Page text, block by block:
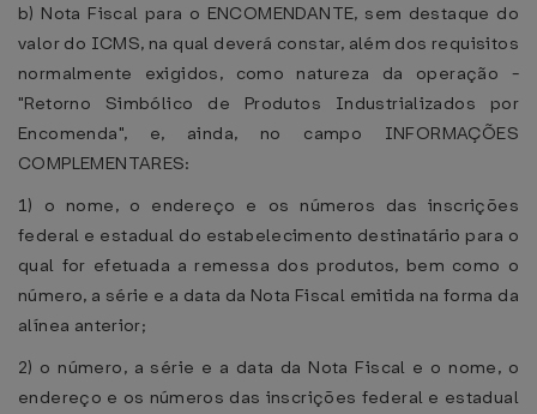
b) Nota Fiscal para o ENCOMENDANTE, sem destaque do
valor do ICMS, na qual deverá constar, além dos requisitos
normalmente exigidos, como natureza da operação -
"Retorno Simbólico de Produtos Industrializados por
Encomenda", e, ainda, no campo INFORMAÇÕES
COMPLEMENTARES:
1) o nome, o endereço e os números das inscrições
federal e estadual do estabelecimento destinatário para o
qual for efetuada a remessa dos produtos, bem como o
número, a série e a data da Nota Fiscal emitida na forma da
alínea anterior;
2) o número, a série e a data da Nota Fiscal e o nome, o
endereço e os números das inscrições federal e estadual